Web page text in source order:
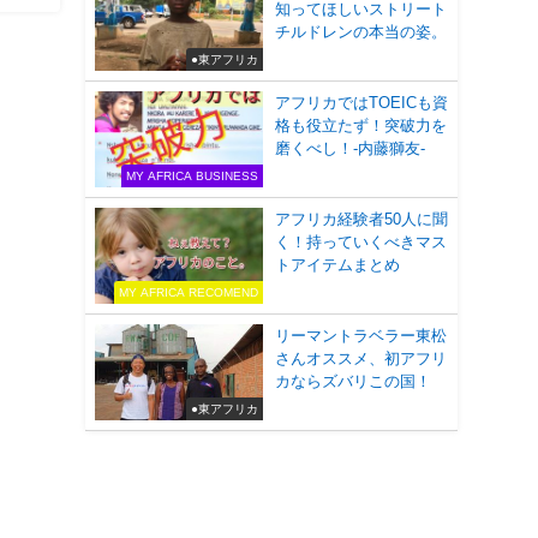
●東アフリカ
知ってほしいストリート
チルドレンの本当の姿。
MY AFRICA BUSINESS
アフリカではTOEICも資
格も役立たず！突破力を
磨くべし！-内藤獅友-
MY AFRICA RECOMEND
アフリカ経験者50人に聞
く！持っていくべきマス
トアイテムまとめ
●東アフリカ
リーマントラベラー東松
さんオススメ、初アフリ
カならズバリこの国！